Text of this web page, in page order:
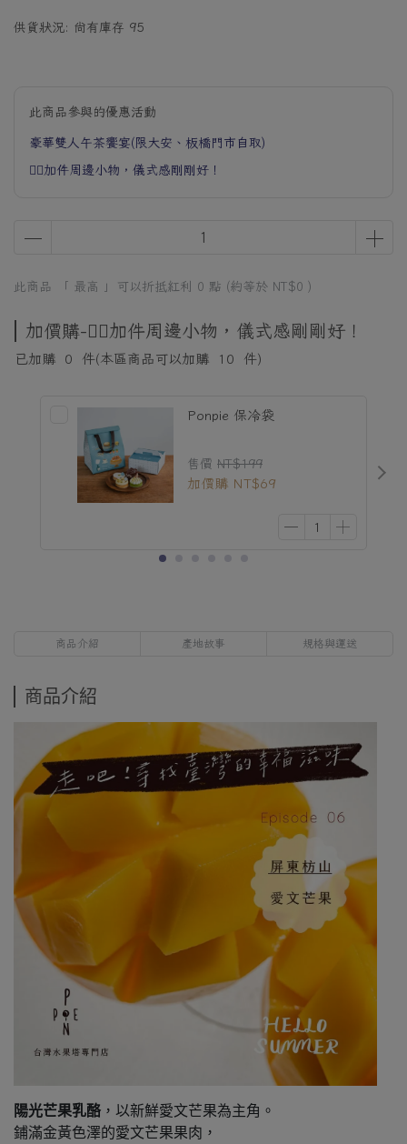
供貨狀況: 尚有庫存 95
此商品參與的優惠活動
豪華雙人午茶饗宴(限大安、板橋門市自取)
👉🏻加件周邊小物，儀式感剛剛好！
此商品 「 最高 」可以折抵紅利 0 點 (約等於 NT$0 )
加價購-👉🏻加件周邊小物，儀式感剛剛好！
已加購 0 件(本區商品可以加購 10 件)
Ponpie 保冷袋
售價 NT$199
加價購 NT$69
商品介紹 產地故事 規格與運送
商品介紹
陽光芒果乳酪 ，以新鮮愛文芒果為主角。
鋪滿金黃色澤的愛文芒果果肉，